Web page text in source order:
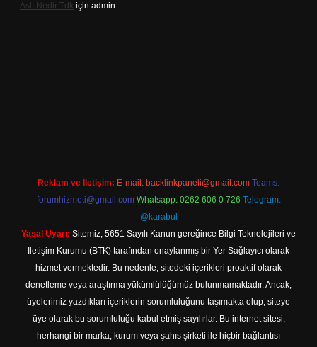
Aslı Nedir Tdk için admin
Reklam ve İletişim: E-mail: backlinkpaneli@gmail.com Teams:
forumhizmeti@gmail.com Whatsapp: 0262 606 0 726 Telegram:
@karabul
Yasal Uyarı: Sitemiz, 5651 Sayılı Kanun gereğince Bilgi Teknolojileri ve
İletişim Kurumu (BTK) tarafından onaylanmış bir Yer Sağlayıcı olarak
hizmet vermektedir. Bu nedenle, sitedeki içerikleri proaktif olarak
denetleme veya araştırma yükümlülüğümüz bulunmamaktadır. Ancak,
üyelerimiz yazdıkları içeriklerin sorumluluğunu taşımakta olup, siteye
üye olarak bu sorumluluğu kabul etmiş sayılırlar. Bu internet sitesi,
herhangi bir marka, kurum veya şahıs şirketi ile hiçbir bağlantısı